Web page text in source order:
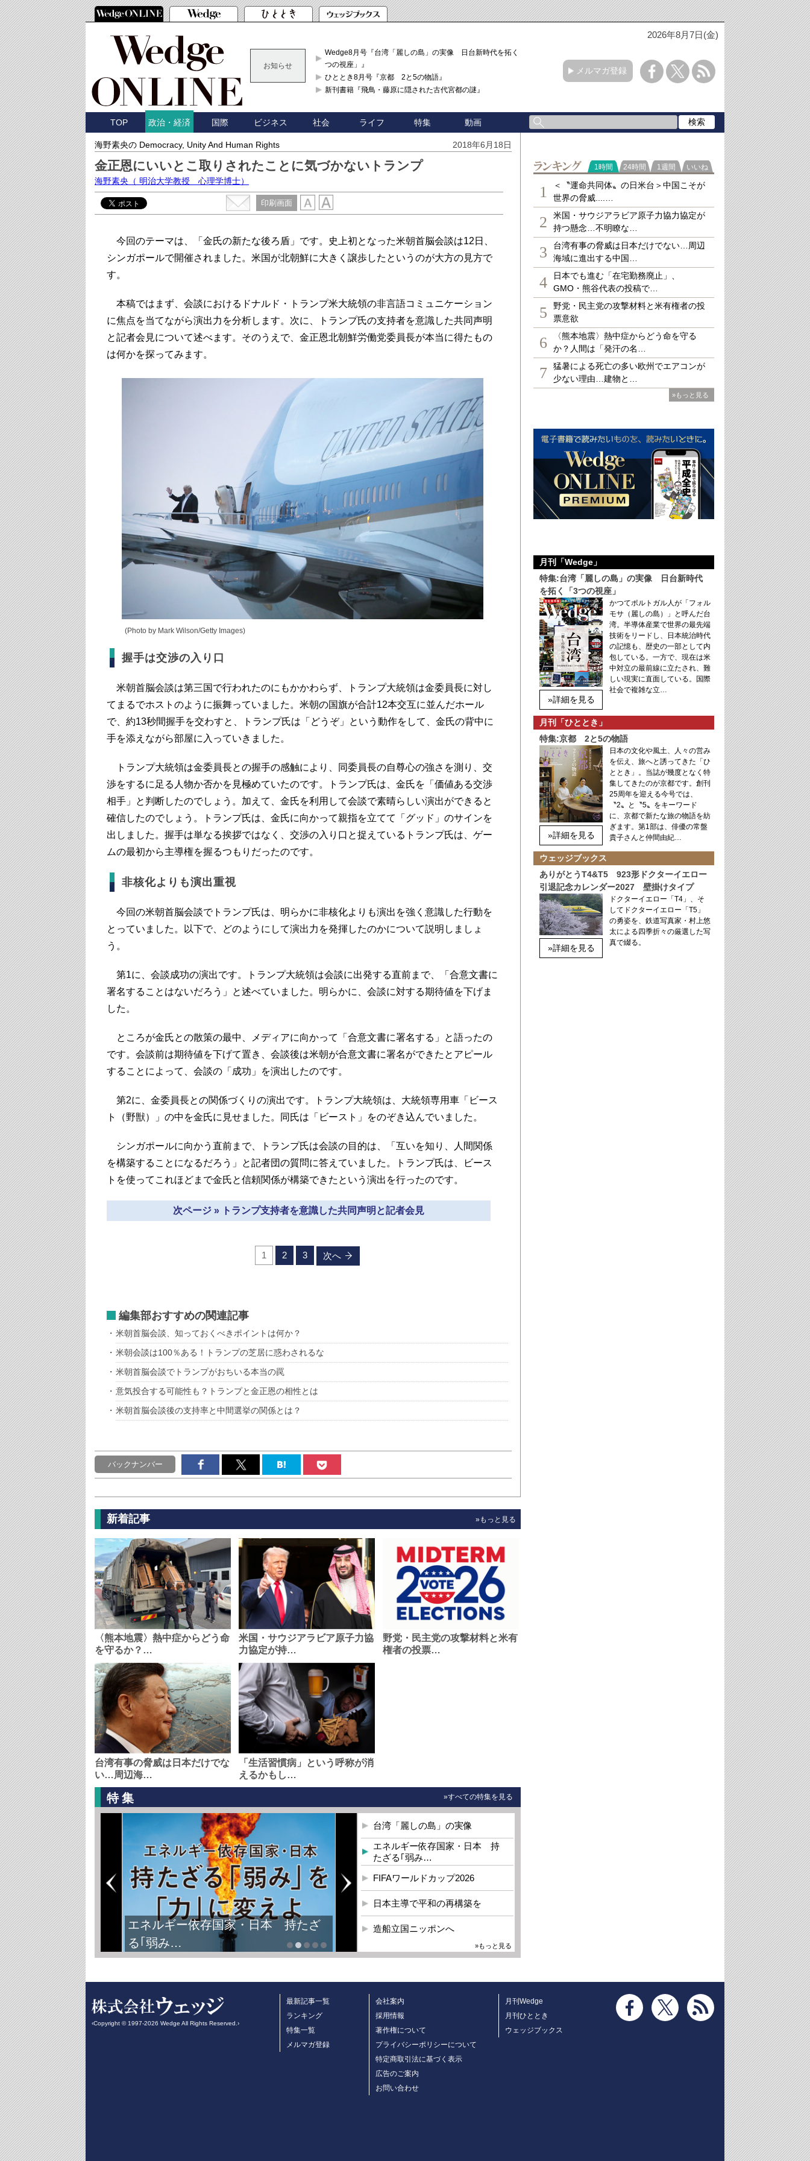
2026年8月7日(金)
お知らせ
Wedge8月号『台湾「麗しの島」の実像 日台新時代を拓く「3
つの視座」』
ひととき8月号『京都 2と5の物語』
新刊書籍『飛鳥・藤原に隠された古代宮都の謎』
メルマガ登録
TOP 政治・経済 国際 ビジネス 社会 ライフ 特集 動画
海野素央の Democracy, Unity And Human Rights 2018年6月18日
金正恩にいいとこ取りされたことに気づかないトランプ
海野素央 （ 明治大学教授 心理学博士）
印刷画面
今回のテーマは、「金氏の新たな後ろ盾」です。史上初となった米朝首脳会談は12日、
シンガポールで開催されました。米国が北朝鮮に大きく譲歩したというのが大方の見方で
す。
本稿ではまず、会談におけるドナルド・トランプ米大統領の非言語コミュニケーション
に焦点を当てながら演出力を分析します。次に、トランプ氏の支持者を意識した共同声明
と記者会見について述べます。そのうえで、金正恩北朝鮮労働党委員長が本当に得たもの
は何かを探ってみます。
(Photo by Mark Wilson/Getty Images)
握手は交渉の入り口
米朝首脳会談は第三国で行われたのにもかかわらず、トランプ大統領は金委員長に対し
てまるでホストのように振舞っていました。米朝の国旗が合計12本交互に並んだホール
で、約13秒間握手を交わすと、トランプ氏は「どうぞ」という動作をして、金氏の背中に
手を添えながら部屋に入っていきました。
トランプ大統領は金委員長との握手の感触により、同委員長の自尊心の強さを測り、交
渉をするに足る人物か否かを見極めていたのです。トランプ氏は、金氏を「価値ある交渉
相手」と判断したのでしょう。加えて、金氏を利用して会談で素晴らしい演出ができると
確信したのでしょう。トランプ氏は、金氏に向かって親指を立てて「グッド」のサインを
出しました。握手は単なる挨拶ではなく、交渉の入り口と捉えているトランプ氏は、ゲー
ムの最初から主導権を握るつもりだったのです。
非核化よりも演出重視
今回の米朝首脳会談でトランプ氏は、明らかに非核化よりも演出を強く意識した行動を
とっていました。以下で、どのようにして演出力を発揮したのかについて説明しましょ
う。
第1に、会談成功の演出です。トランプ大統領は会談に出発する直前まで、「合意文書に
署名することはないだろう」と述べていました。明らかに、会談に対する期待値を下げま
した。
ところが金氏との散策の最中、メディアに向かって「合意文書に署名する」と語ったの
です。会談前は期待値を下げて置き、会談後は米朝が合意文書に署名ができたとアピール
することによって、会談の「成功」を演出したのです。
第2に、金委員長との関係づくりの演出です。トランプ大統領は、大統領専用車「ビース
ト（野獣）」の中を金氏に見せました。同氏は「ビースト」をのぞき込んでいました。
シンガポールに向かう直前まで、トランプ氏は会談の目的は、「互いを知り、人間関係
を構築することになるだろう」と記者団の質問に答えていました。トランプ氏は、ビース
トを使ってこれほどまで金氏と信頼関係が構築できたという演出を行ったのです。
次ページ » トランプ支持者を意識した共同声明と記者会見
1 2 3 次へ
編集部おすすめの関連記事
米朝首脳会談、知っておくべきポイントは何か？
米朝会談は100％ある！トランプの芝居に惑わされるな
米朝首脳会談でトランプがおちいる本当の罠
意気投合する可能性も？トランプと金正恩の相性とは
米朝首脳会談後の支持率と中間選挙の関係とは？
バックナンバー
新着記事 »もっと見る
〈熊本地震〉熱中症からどう命
を守るか？…
米国・サウジアラビア原子力協
力協定が持…
野党・民主党の攻撃材料と米有
権者の投票…
台湾有事の脅威は日本だけでな
い…周辺海…
「生活習慣病」という呼称が消
えるかもし…
特集 »すべての特集を見る
エネルギー依存国家・日本 持たざ
る｢弱み…
台湾「麗しの島」の実像
エネルギー依存国家・日本 持
たざる｢弱み…
FIFAワールドカップ2026
日本主導で平和の再構築を
造船立国ニッポンへ
»もっと見る
ランキング
1時間 24時間 1週間 いいね
1
＜〝運命共同体〟の日米台＞中国こそが
世界の脅威....…
2
米国・サウジアラビア原子力協力協定が
持つ懸念…不明瞭な…
3
台湾有事の脅威は日本だけでない…周辺
海域に進出する中国…
4
日本でも進む「在宅勤務廃止」、
GMO・熊谷代表の投稿で…
5
野党・民主党の攻撃材料と米有権者の投
票意欲
6
〈熊本地震〉熱中症からどう命を守る
か？人間は「発汗の名…
7
猛暑による死亡の多い欧州でエアコンが
少ない理由…建物と…
»もっと見る
月刊「Wedge」
特集:台湾「麗しの島」の実像 日台新時代
を拓く「3つの視座」
»詳細を見る
かつてポルトガル人が「フォル
モサ（麗しの島）」と呼んだ台
湾。半導体産業で世界の最先端
技術をリードし、日本統治時代
の記憶も、歴史の一部として内
包している。一方で、現在は米
中対立の最前線に立たされ、難
しい現実に直面している。国際
社会で複雑な立…
月刊「ひととき」
特集:京都 2と5の物語
»詳細を見る
日本の文化や風土、人々の営み
を伝え、旅へと誘ってきた「ひ
ととき」。当誌が幾度となく特
集してきたのが京都です。創刊
25周年を迎える今号では、
〝2〟と〝5〟をキーワード
に、京都で新たな旅の物語を紡
ぎます。第1部は、俳優の常盤
貴子さんと仲間由紀…
ウェッジブックス
ありがとうT4&T5 923形ドクターイエロー
引退記念カレンダー2027 壁掛けタイプ
»詳細を見る
ドクターイエロー「T4」、そ
してドクターイエロー「T5」
の勇姿を、鉄道写真家・村上悠
太による四季折々の厳選した写
真で綴る。
‹Copyright © 1997-2026 Wedge All Rights Reserved.›
最新記事一覧
ランキング
特集一覧
メルマガ登録
会社案内
採用情報
著作権について
プライバシーポリシーについて
特定商取引法に基づく表示
広告のご案内
お問い合わせ
月刊Wedge
月刊ひととき
ウェッジブックス